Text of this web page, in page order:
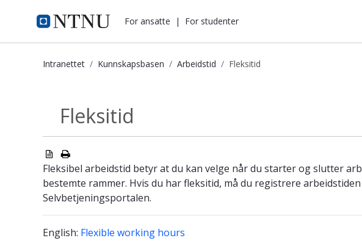
i.ntnu.no For ansatte | For studenter
Intranettet Kunnskapsbasen Arbeidstid Fleksitid
Arbeidstid
Fleksitid
Fleksibel arbeidstid betyr at du kan velge når du starter og slutter
bestemte rammer. Hvis du har fleksitid, må du registrere
Selvbetjeningsportalen.
English: Flexible working hours